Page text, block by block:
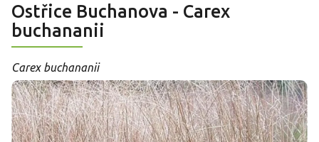
Ostřice Buchanova - Carex
buchananii
Carex buchananii